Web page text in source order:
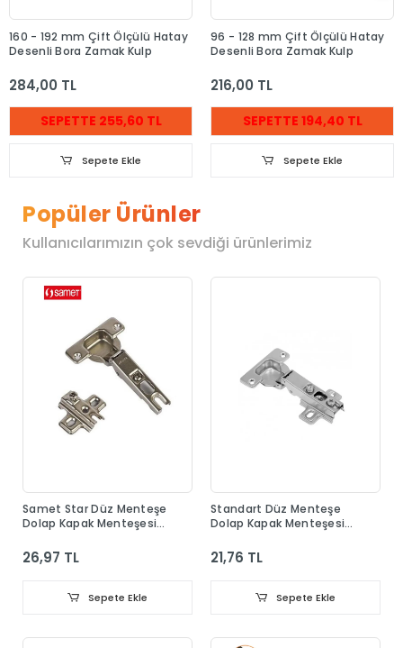
160 - 192 mm Çift Ölçülü Hatay
Desenli Bora Zamak Kulp
284,00 TL
SEPETTE 255,60 TL
Sepete Ekle
96 - 128 mm Çift Ölçülü Hatay
Desenli Bora Zamak Kulp
216,00 TL
SEPETTE 194,40 TL
Sepete Ekle
Popüler Ürünler
Kullanıcılarımızın çok sevdiği ürünlerimiz
Samet Star Düz Menteşe
Dolap Kapak Menteşesi
26,97 TL
Sepete Ekle
Standart Düz Menteşe
Dolap Kapak Menteşesi
21,76 TL
Sepete Ekle